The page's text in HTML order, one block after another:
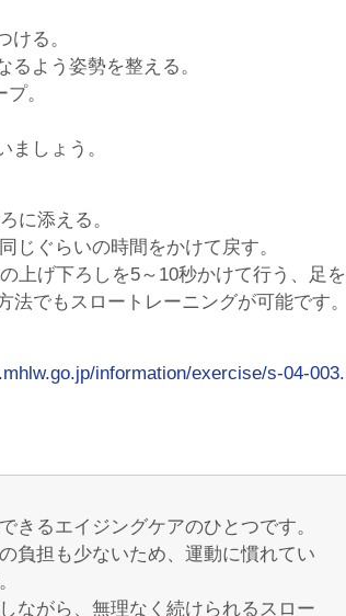
ける。
よう姿勢を整える。
。
しょう。
に添える。
じぐらいの時間をかけて戻す。
上げ下ろしを5～10秒かけて行う、足を
でもスロートレーニングが可能です。
information/exercise/s-04-003.
きるエイジングケアのひとつです。
負担も少ないため、運動に慣れてい
ながら、無理なく続けられるスロー